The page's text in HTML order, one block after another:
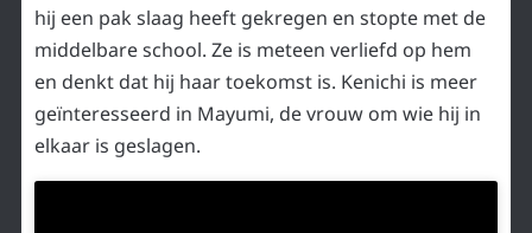
hij een pak slaag heeft gekregen en stopte met de
middelbare school. Ze is meteen verliefd op hem
en denkt dat hij haar toekomst is. Kenichi is meer
geïnteresseerd in Mayumi, de vrouw om wie hij in
elkaar is geslagen.